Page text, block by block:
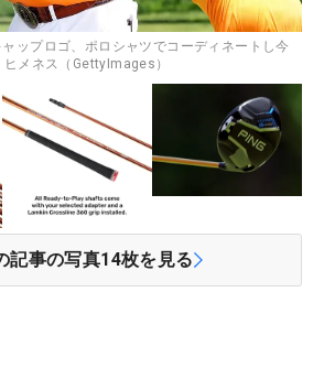
ップロゴ、ポロシャツでコーディネートし今
メネス（GettyImages）
記事の写真14枚を見る